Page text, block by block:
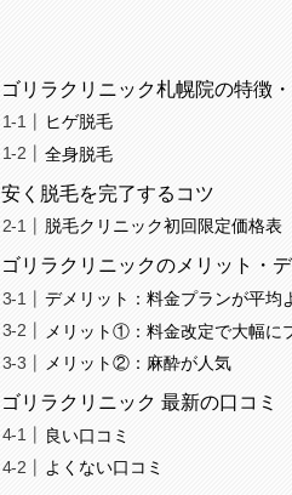
ゴリラクリニック札幌院の特徴
ヒゲ脱毛
全身脱毛
安く脱毛を完了するコツ
脱毛クリニック初回限定価格表
ゴリラクリニックのメリット・
デメリット：料金プランが平均
メリット①：料金改定で大幅に
メリット②：麻酔が人気
ゴリラクリニック 最新の口コミ
良い口コミ
よくない口コミ